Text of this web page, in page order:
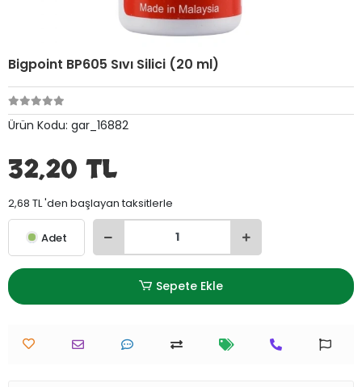
Bigpoint BP605 Sıvı Silici (20 ml)
Ürün Kodu: gar_16882
32,20 TL
2,68 TL 'den başlayan taksitlerle
Adet
Sepete Ekle